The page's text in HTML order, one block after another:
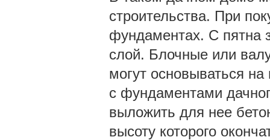
строительства. При
фундаментах. С пятна
слой. Блочные или
могут основываться
с фундаментами
выложить для нее
высоту которого